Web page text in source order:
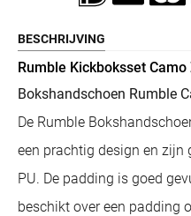
BESCHRIJVING
Rumble Kickboksset
Bokshandschoen Rumble
De Rumble
een prachtig design en
PU. De padding is goed
beschikt over een padding